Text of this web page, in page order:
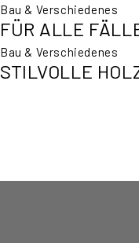
Bau & Verschiedenes
FÜR ALLE
Bau & Verschiedenes
STILVOLLE